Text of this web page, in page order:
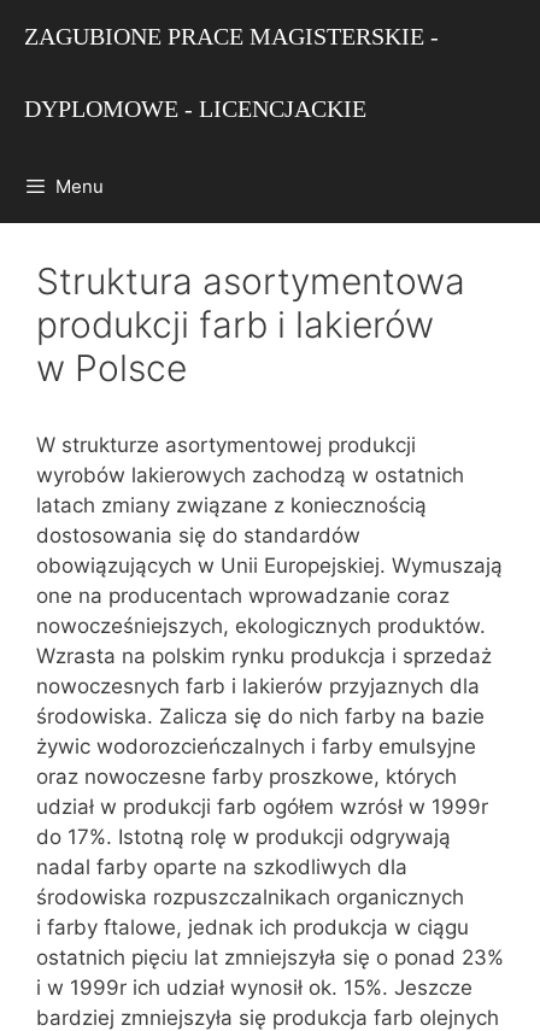
ZAGUBIONE PRACE MAGISTERSKIE -
DYPLOMOWE - LICENCJACKIE
Menu
Struktura asortymentowa
produkcji farb i lakierów
w Polsce
W strukturze asortymentowej produkcji
wyrobów lakierowych zachodzą w ostatnich
latach zmiany związane z koniecznością
dostosowania się do standardów
obowiązujących w Unii Europejskiej. Wymuszają
one na producentach wprowadzanie coraz
nowocześniejszych, ekologicznych produktów.
Wzrasta na polskim rynku produkcja i sprzedaż
nowoczesnych farb i lakierów przyjaznych dla
środowiska. Zalicza się do nich farby na bazie
żywic wodorozcieńczalnych i farby emulsyjne
oraz nowoczesne farby proszkowe, których
udział w produkcji farb ogółem wzrósł w 1999r
do 17%. Istotną rolę w produkcji odgrywają
nadal farby oparte na szkodliwych dla
środowiska rozpuszczalnikach organicznych
i farby ftalowe, jednak ich produkcja w ciągu
ostatnich pięciu lat zmniejszyła się o ponad 23%
i w 1999r ich udział wynosił ok. 15%. Jeszcze
bardziej zmniejszyła się produkcja farb olejnych